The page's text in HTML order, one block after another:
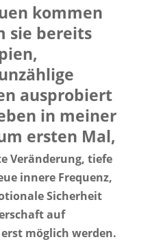
kommen
sie bereits
ausprobiert
in meiner
ersten Mal,
Veränderung, tiefe
innere Frequenz,
Sicherheit
auf
möglich werden.